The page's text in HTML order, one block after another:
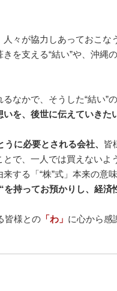
々が協力しあっておこな
を支える“結い”や、沖
なかで、そうした“結い
を、後世に伝えていきた
に必要とされる会社、 皆
で、一人では買えない
する「“株”式」本来の意
を持ってお預かりし、経
皆様との 「わ」 に心から感